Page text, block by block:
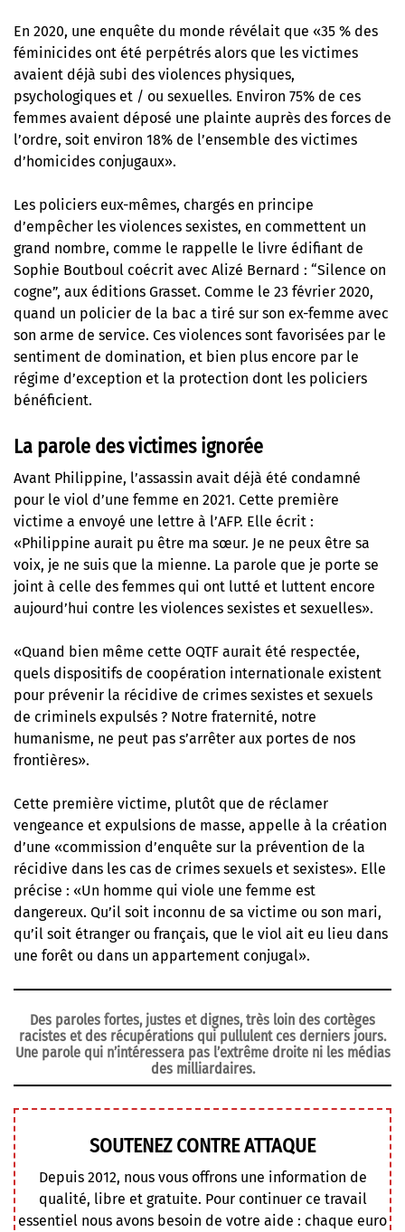
En 2020, une enquête du monde révélait que «35 % des
féminicides ont été perpétrés alors que les victimes
avaient déjà subi des violences physiques,
psychologiques et / ou sexuelles. Environ 75% de ces
femmes avaient déposé une plainte auprès des forces de
l’ordre, soit environ 18% de l’ensemble des victimes
d’homicides conjugaux».
Les policiers eux-mêmes, chargés en principe
d’empêcher les violences sexistes, en commettent un
grand nombre, comme le rappelle le livre édifiant de
Sophie Boutboul coécrit avec Alizé Bernard : “Silence on
cogne”, aux éditions Grasset. Comme le 23 février 2020,
quand un policier de la bac a tiré sur son ex-femme avec
son arme de service. Ces violences sont favorisées par le
sentiment de domination, et bien plus encore par le
régime d’exception et la protection dont les policiers
bénéficient.
La parole des victimes ignorée
Avant Philippine, l’assassin avait déjà été condamné
pour le viol d’une femme en 2021. Cette première
victime a envoyé une lettre à l’AFP. Elle écrit :
«Philippine aurait pu être ma sœur. Je ne peux être sa
voix, je ne suis que la mienne. La parole que je porte se
joint à celle des femmes qui ont lutté et luttent encore
aujourd’hui contre les violences sexistes et sexuelles».
«Quand bien même cette OQTF aurait été respectée,
quels dispositifs de coopération internationale existent
pour prévenir la récidive de crimes sexistes et sexuels
de criminels expulsés ? Notre fraternité, notre
humanisme, ne peut pas s’arrêter aux portes de nos
frontières».
Cette première victime, plutôt que de réclamer
vengeance et expulsions de masse, appelle à la création
d’une «commission d’enquête sur la prévention de la
récidive dans les cas de crimes sexuels et sexistes». Elle
précise : «Un homme qui viole une femme est
dangereux. Qu’il soit inconnu de sa victime ou son mari,
qu’il soit étranger ou français, que le viol ait eu lieu dans
une forêt ou dans un appartement conjugal».
Des paroles fortes, justes et dignes, très loin des cortèges
racistes et des récupérations qui pullulent ces derniers jours.
Une parole qui n’intéressera pas l’extrême droite ni les médias
des milliardaires.
SOUTENEZ CONTRE ATTAQUE
Depuis 2012, nous vous offrons une information de
qualité, libre et gratuite. Pour continuer ce travail
essentiel nous avons besoin de votre aide : chaque euro